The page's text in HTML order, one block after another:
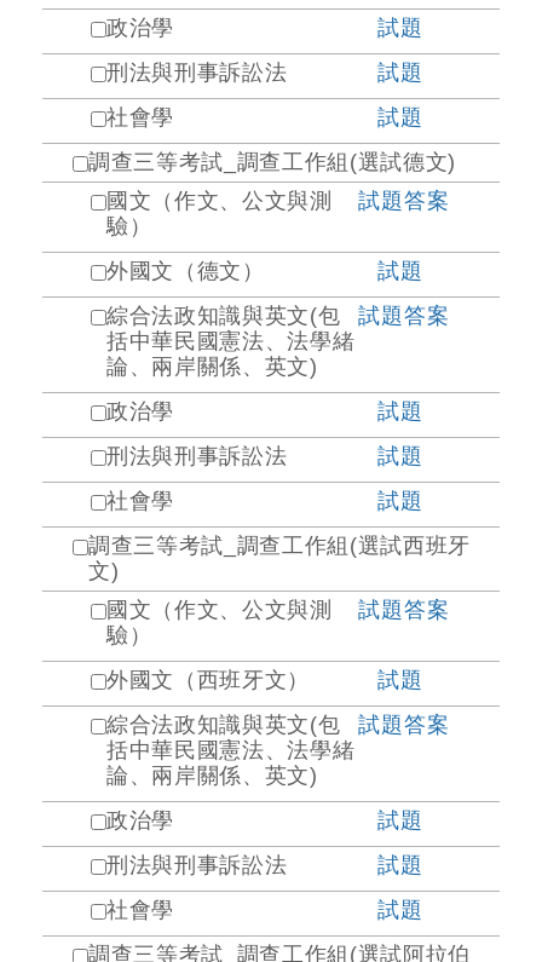
政治學
試題
刑法與刑事訴訟法
試題
社會學
試題
調查三等考試_調查工作組(選試德文)
國文（作文、公文與測
驗）
試題答案
外國文（德文）
試題
綜合法政知識與英文(包
括中華民國憲法、法學緒
論、兩岸關係、英文)
試題答案
政治學
試題
刑法與刑事訴訟法
試題
社會學
試題
調查三等考試_調查工作組(選試西班牙
文)
國文（作文、公文與測
驗）
試題答案
外國文（西班牙文）
試題
綜合法政知識與英文(包
括中華民國憲法、法學緒
論、兩岸關係、英文)
試題答案
政治學
試題
刑法與刑事訴訟法
試題
社會學
試題
調查三等考試_調查工作組(選試阿拉伯